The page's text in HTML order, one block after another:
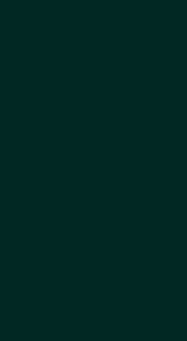
particulièrement
le nom de famille
et du
population
le nom est
et
et au Canada,
Vancouver, et